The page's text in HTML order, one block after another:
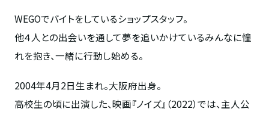
WEGOでバイトをしているショップスタッフ。
他４人との出会いを通して夢を追いかけているみんなに憧
れを抱き、一緒に行動し始める。
2004年4月2日生まれ。大阪府出身。
高校生の頃に出演した、映画『ノイズ』（2022）では、主人公